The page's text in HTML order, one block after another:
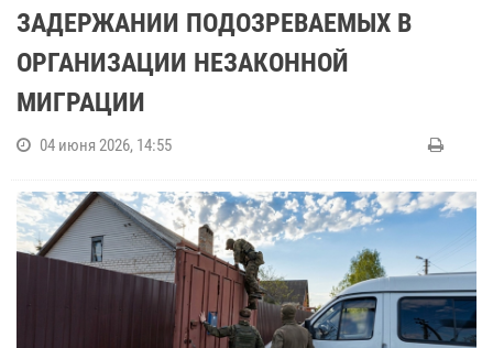
ЗАДЕРЖАНИИ ПОДОЗРЕВАЕМЫХ В
ОРГАНИЗАЦИИ НЕЗАКОННОЙ
МИГРАЦИИ
04 июня 2026, 14:55